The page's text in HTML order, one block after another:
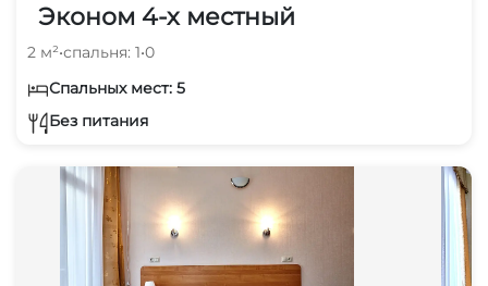
Эконом 4-х местный
2 м²•спальня: 1•0
Спальных мест: 5
Без питания